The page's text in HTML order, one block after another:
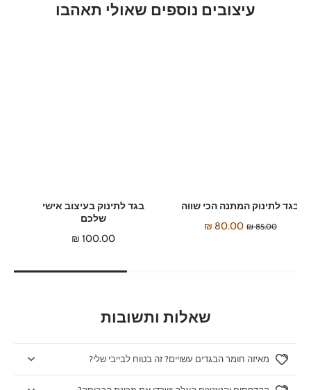
עיצובים נוספים שאולי תאהבו
בגד לתינוק בעיצוב אישי
שלכם
100.00 ₪
בגד לתינוק המתנה הכי שווה
85.00 ₪
80.00 ₪
שאלות ותשובות
מאיזה חומר הבגדים עשויים? זה בטוח לבייבי שלי?